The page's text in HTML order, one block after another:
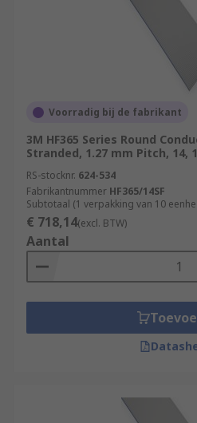
Voorradig bij de fabrikant
3M HF365 Series Round
Stranded, 1.27 mm Pitch, 14,
RS-stocknr. 624-534
Fabrikantnummer HF365/14SF
Subtotaal (1 verpakking van 10
€ 718,14(excl. BTW)
Aantal